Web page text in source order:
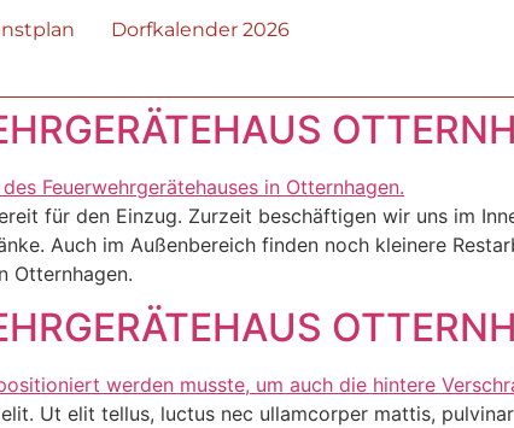
Dorfkalender 2026
für den Einzug. Zurzeit beschäftigen wir uns im
Auch im Außenbereich finden noch kleinere
Otternhagen.
Ut elit tellus, luctus nec ullamcorper mattis,